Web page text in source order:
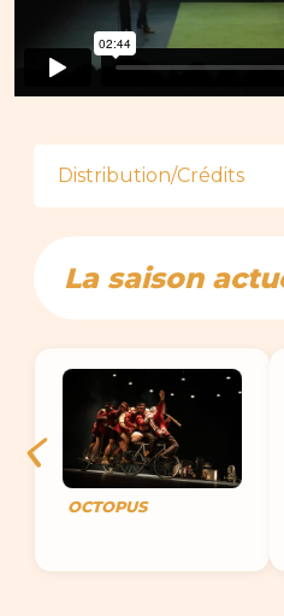
Distribution/Crédits
La saison
OCTOPUS